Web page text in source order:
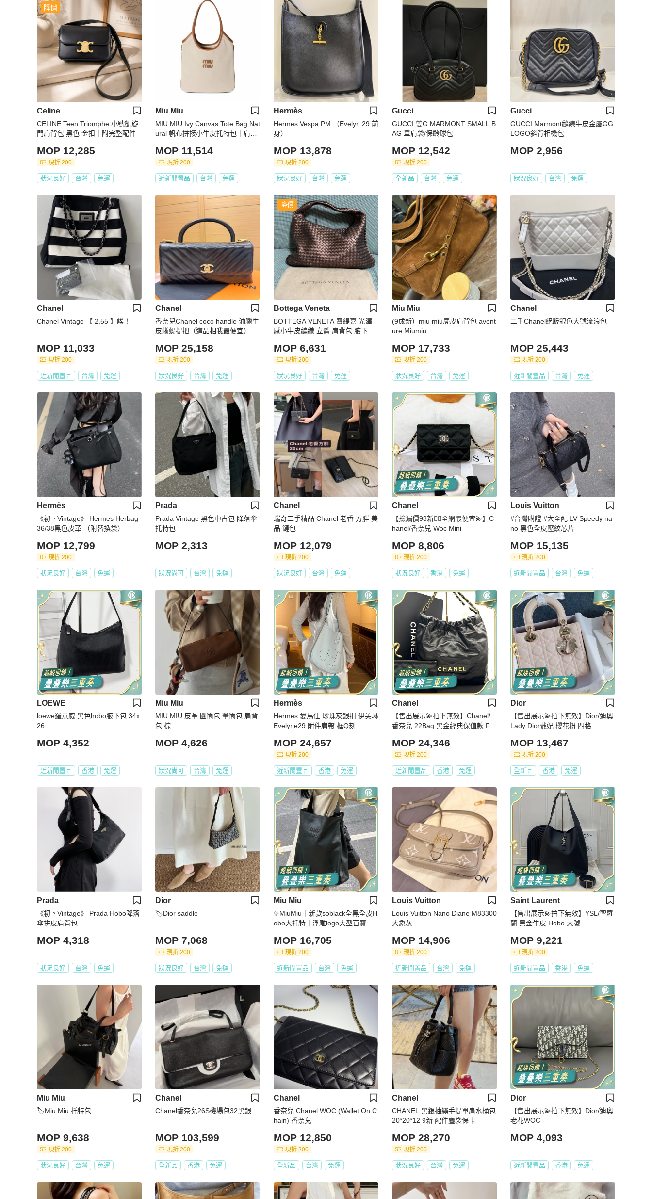
降價
Celine
CELINE Teen Triomphe 小號凱旋
門肩背包 黑色 金扣｜附完整配件
MOP 12,285
現折 200
狀況良好 台灣 免運
Miu Miu
MIU MIU Ivy Canvas Tote Bag Nat
ural 帆布拼接小牛皮托特包｜肩背
MOP 11,514
現折 200
近新閒置品 台灣 免運
Hermès
Hermes Vespa PM （Evelyn 29 前
身）
MOP 13,878
現折 200
狀況良好 台灣 免運
Gucci
GUCCI 雙G MARMONT SMALL B
AG 單肩袋/保齡球包
MOP 12,542
現折 200
全新品 台灣 免運
Gucci
GUCCI Marmont縫線牛皮金屬GG
LOGO斜背相機包
MOP 2,956
狀況良好 台灣 免運
Chanel
Chanel Vintage 【 2.55 】誒！
MOP 11,033
現折 200
近新閒置品 台灣 免運
Chanel
香奈兒Chanel coco handle 油臘牛
皮蜥蜴提把（這品相我最便宜）
MOP 25,158
現折 200
狀況良好 台灣 免運
降價
Bottega Veneta
BOTTEGA VENETA 寶緹嘉 光澤
感小牛皮編織 立體 肩背包 腋下包
MOP 6,631
現折 200
狀況良好 台灣 免運
Miu Miu
(9成新）miu miu麂皮肩背包 avent
ure Miumiu
MOP 17,733
現折 200
狀況良好 台灣 免運
Chanel
二手Chanel絕版銀色大號流浪包
MOP 25,443
現折 200
近新閒置品 台灣 免運
Hermès
《初。Vintage》 Hermes Herbag
36/38黑色皮革 （附替換袋）
MOP 12,799
現折 200
狀況良好 台灣 免運
Prada
Prada Vintage 黑色中古包 降落傘
托特包
MOP 2,313
狀況尚可 台灣 免運
Chanel
瑞奇二手精品 Chanel 老香 方胖 美
品 鏈包
MOP 12,079
現折 200
狀況良好 台灣 免運
Chanel
【撿漏價98新👍🏻全網最便宜💫】C
hanel/香奈兒 Woc Mini
MOP 8,806
現折 200
狀況良好 香港 免運
Louis Vuitton
#台灣購證 #大全配 LV Speedy na
no 黑色全皮壓紋芯片
MOP 15,135
現折 200
近新閒置品 台灣 免運
LOEWE
loewe羅意威 黑色hobo腋下包 34x
26
MOP 4,352
近新閒置品 香港 免運
Miu Miu
MIU MIU 皮革 圓筒包 筆筒包 肩背
包 棕
MOP 4,626
狀況尚可 台灣 免運
Hermès
Hermes 愛馬仕 珍珠灰銀扣 伊芙琳
Evelyne29 附件肩帶 框Q刻
MOP 24,657
現折 200
近新閒置品 香港 免運
Chanel
【售出展示💫拍下無效】Chanel/
香奈兒 22Bag 黑金經典保值款 Full
MOP 24,346
現折 200
近新閒置品 香港 免運
Dior
【售出展示💫拍下無效】Dior/迪奧
Lady Dior戴妃 櫻花粉 四格
MOP 13,467
現折 200
全新品 香港 免運
Prada
《初。Vintage》 Prada Hobo降落
傘拼皮肩背包
MOP 4,318
狀況良好 台灣 免運
Dior
🏷Dior saddle
MOP 7,068
現折 200
狀況良好 台灣 免運
Miu Miu
✨MiuMiu｜新款soblack全黑全皮H
obo大托特｜浮雕logo大型百寶袋
MOP 16,705
現折 200
近新閒置品 台灣 免運
Louis Vuitton
Louis Vuitton Nano Diane M83300
大象灰
MOP 14,906
現折 200
近新閒置品 台灣 免運
Saint Laurent
【售出展示💫拍下無效】YSL/聖羅
蘭 黑金牛皮 Hobo 大號
MOP 9,221
現折 200
近新閒置品 香港 免運
Miu Miu
🏷Miu Miu 托特包
MOP 9,638
現折 200
狀況良好 台灣 免運
Chanel
Chanel香奈兒26S機場包32黑銀
MOP 103,599
現折 200
全新品 香港 免運
Chanel
香奈兒 Chanel WOC (Wallet On C
hain) 香奈兒
MOP 12,850
現折 200
全新品 台灣 免運
Chanel
CHANEL 黑銀抽繩手提單肩水桶包
20*20*12 9新 配件塵袋保卡
MOP 28,270
現折 200
狀況良好 台灣 免運
Dior
【售出展示💫拍下無效】Dior/迪奧
老花WOC
MOP 4,093
近新閒置品 香港 免運